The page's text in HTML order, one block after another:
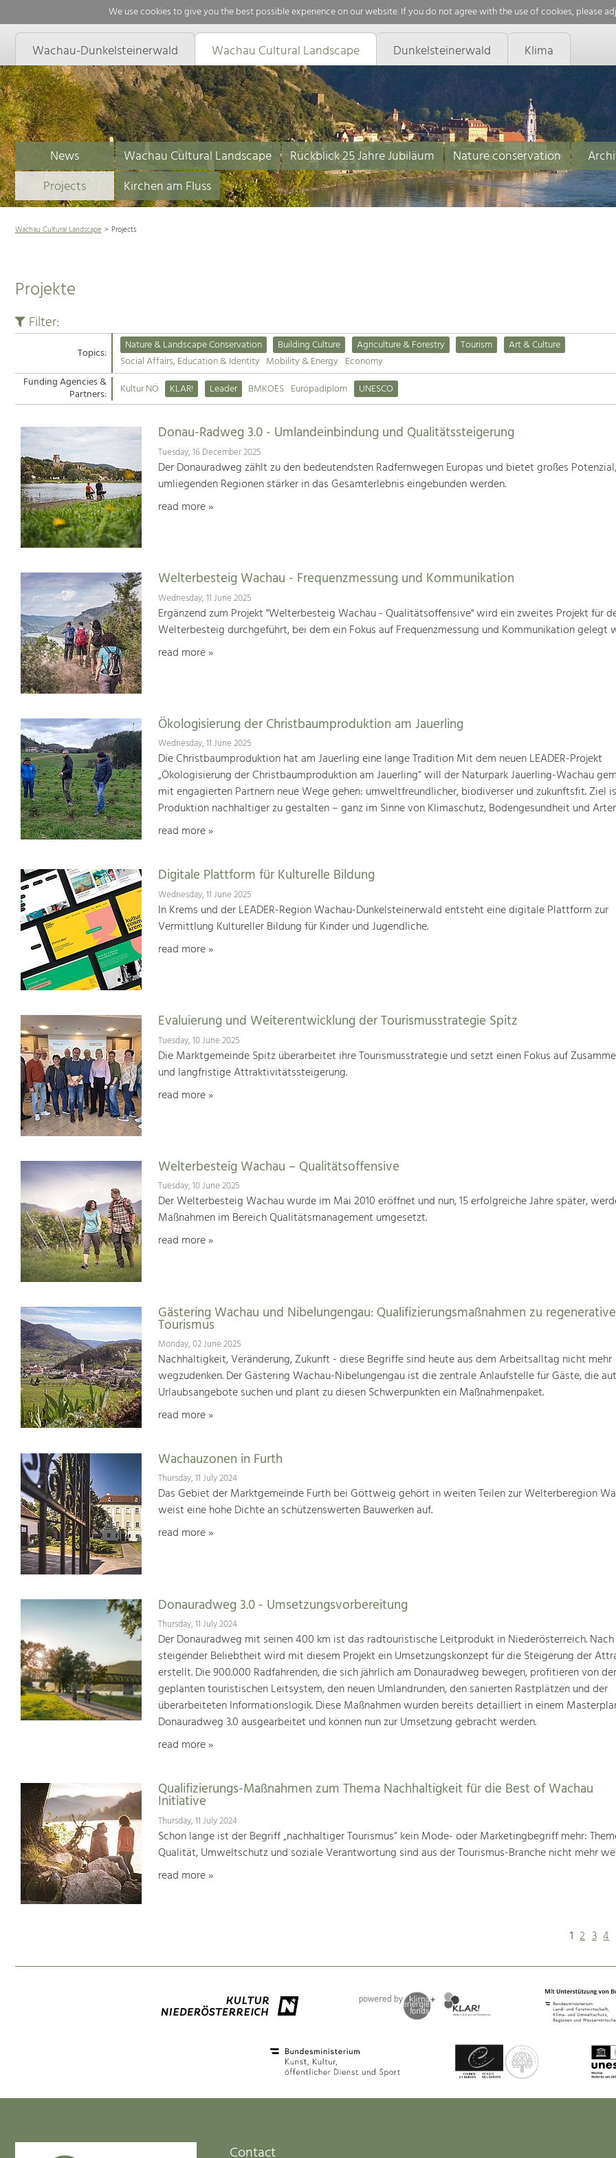
We use cookies to give you the best possible experience on our website. If you do not agree with the use of cookies, please
Wachau-Dunkelsteinerwald Wachau Cultural Landscape Dunkelsteinerwald Klima
News Wachau Cultural Landscape Rückblick 25 Jahre Jubiläum Nature conservation
Projects
Kirchen am Fluss
Wachau Cultural Landscape Projects
Projekte
Filter:
Topics: Nature & Landscape Conservation Building Culture Agriculture & Forestry Tourism
Art & Culture
Social Affairs, Education & Identity Mobility & Energy Economy
Funding Agencies &
Partners: Kultur NÖ KLAR! Leader BMKOES Europadiplom UNESCO
Donau-Radweg 3.0 - Umlandeinbindung und Qualitätssteigerung
Tuesday, 16 December 2025
Der Donauradweg zählt zu den bedeutendsten Radfernwegen Europas und bietet großes
umliegenden Regionen stärker in das Gesamterlebnis eingebunden werden.
read more »
Welterbesteig Wachau - Frequenzmessung und Kommunikation
Wednesday, 11 June 2025
Ergänzend zum Projekt "Welterbesteig Wachau - Qualitätsoffensive" wird ein zweites Projekt für
Welterbesteig durchgeführt, bei dem ein Fokus auf Frequenzmessung und Kommunikation gelegt
read more »
Ökologisierung der Christbaumproduktion am Jauerling
Wednesday, 11 June 2025
Die Christbaumproduktion hat am Jauerling eine lange Tradition Mit dem neuen LEADER-Projekt
„Ökologisierung der Christbaumproduktion am Jauerling“ will der Naturpark Jauerling-Wachau
mit engagierten Partnern neue Wege gehen: umweltfreundlicher, biodiverser und zukunftsfit. Ziel
Produktion nachhaltiger zu gestalten – ganz im Sinne von Klimaschutz, Bodengesundheit und
read more »
Digitale Plattform für Kulturelle Bildung
Wednesday, 11 June 2025
In Krems und der LEADER-Region Wachau-Dunkelsteinerwald entsteht eine digitale Plattform zur
Vermittlung Kultureller Bildung für Kinder und Jugendliche.
read more »
Evaluierung und Weiterentwicklung der Tourismusstrategie Spitz
Tuesday, 10 June 2025
Die Marktgemeinde Spitz überarbeitet ihre Tourismusstrategie und setzt einen Fokus auf
und langfristige Attraktivitätssteigerung.
read more »
Welterbesteig Wachau – Qualitätsoffensive
Tuesday, 10 June 2025
Der Welterbesteig Wachau wurde im Mai 2010 eröffnet und nun, 15 erfolgreiche Jahre später,
Maßnahmen im Bereich Qualitätsmanagement umgesetzt.
read more »
Gästering Wachau und Nibelungengau: Qualifizierungsmaßnahmen zu
Tourismus
Monday, 02 June 2025
Nachhaltigkeit, Veränderung, Zukunft - diese Begriffe sind heute aus dem Arbeitsalltag nicht mehr
wegzudenken. Der Gästering Wachau-Nibelungengau ist die zentrale Anlaufstelle für Gäste, die
Urlaubsangebote suchen und plant zu diesen Schwerpunkten ein Maßnahmenpaket.
read more »
Wachauzonen in Furth
Thursday, 11 July 2024
Das Gebiet der Marktgemeinde Furth bei Göttweig gehört in weiten Teilen zur Welterberegion
weist eine hohe Dichte an schützenswerten Bauwerken auf.
read more »
Donauradweg 3.0 - Umsetzungsvorbereitung
Thursday, 11 July 2024
Der Donauradweg mit seinen 400 km ist das radtouristische Leitprodukt in Niederösterreich. Nach
steigender Beliebtheit wird mit diesem Projekt ein Umsetzungskonzept für die Steigerung der
erstellt. Die 900.000 Radfahrenden, die sich jährlich am Donauradweg bewegen, profitieren von
geplanten touristischen Leitsystem, den neuen Umlandrunden, den sanierten Rastplätzen und der
überarbeiteten Informationslogik. Diese Maßnahmen wurden bereits detailliert in einem
Donauradweg 3.0 ausgearbeitet und können nun zur Umsetzung gebracht werden.
read more »
Qualifizierungs-Maßnahmen zum Thema Nachhaltigkeit für die Best of Wachau
Initiative
Thursday, 11 July 2024
Schon lange ist der Begriff „nachhaltiger Tourismus“ kein Mode- oder Marketingbegriff mehr:
Qualität, Umweltschutz und soziale Verantwortung sind aus der Tourismus-Branche nicht mehr
read more »
1 2 3 4
Contact